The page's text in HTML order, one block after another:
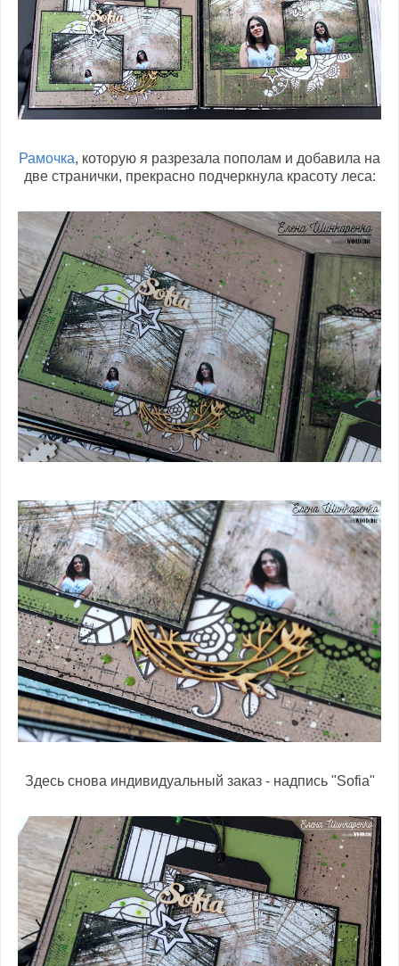
Рамочка, которую я разрезала пополам и добавила на
две странички, прекрасно подчеркнула красоту леса:
Здесь снова индивидуальный заказ - надпись "Sofia"